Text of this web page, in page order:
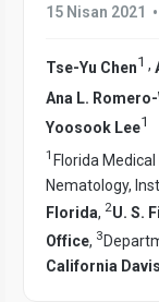
15 Nisan 2021 •
Tse-Yu Chen1 ,
Ana L.
Yoosook Lee1
1 Florida
Nematology,
Florida, 2U. S.
Office, 3
California Davis